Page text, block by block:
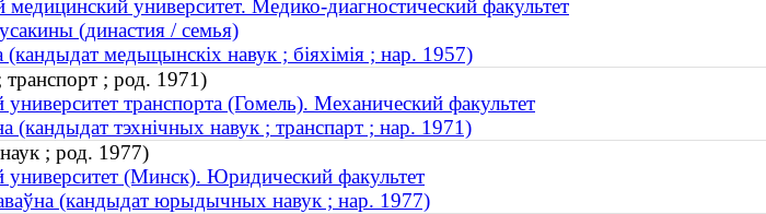
университет. Медико-диагностический факультет
(династия / семья)
медыцынскіх навук ; біяхімія ; нар. 1957)
; род. 1971)
транспорта (Гомель). Механический факультет
(кандыдат тэхнічных навук ; транспарт ; нар. 1971)
; род. 1977)
университет (Минск). Юридический факультет
(кандыдат юрыдычных навук ; нар. 1977)